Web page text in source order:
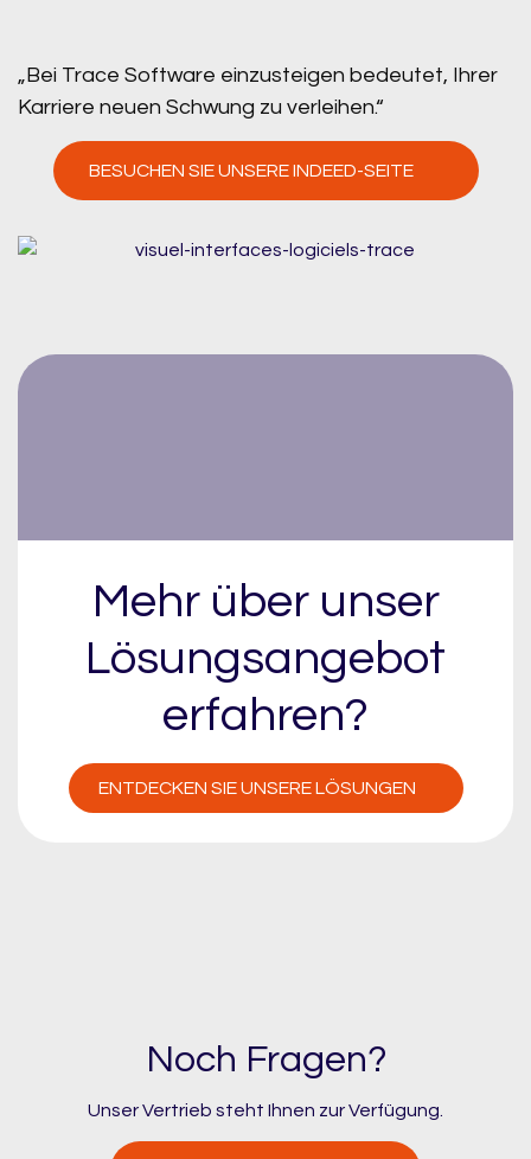
„Bei Trace Software einzusteigen bedeutet, Ihrer
Karriere neuen Schwung zu verleihen.“
BESUCHEN SIE UNSERE INDEED-SEITE
Mehr über unser
Lösungsangebot
erfahren?
ENTDECKEN SIE UNSERE LÖSUNGEN
Noch Fragen?
Unser Vertrieb steht Ihnen zur Verfügung.